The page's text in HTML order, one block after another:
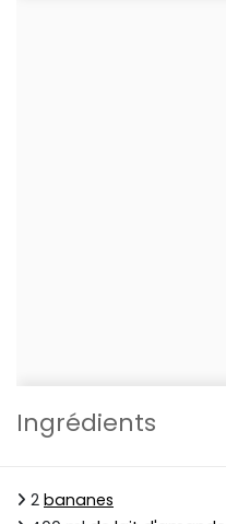
Ingrédients
2 bananes